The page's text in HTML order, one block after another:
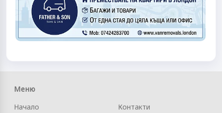
Меню
Начало
Контакти